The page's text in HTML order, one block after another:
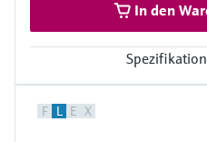
In den
2 x Universal (Strom, Spannung,
F L E X